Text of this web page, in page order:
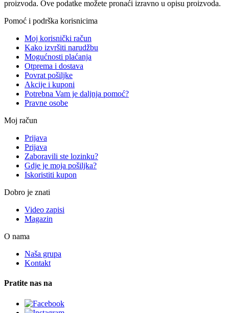
proizvoda. Ove podatke možete pronaći izravno u opisu proizvoda.
Pomoć i podrška korisnicima
Moj korisnički račun
Kako izvršiti narudžbu
Mogućnosti plaćanja
Otprema i dostava
Povrat pošiljke
Akcije i kuponi
Potrebna Vam je daljnja pomoć?
Pravne osobe
Moj račun
Prijava
Prijava
Zaboravili ste lozinku?
Gdje je moja pošiljka?
Iskoristiti kupon
Dobro je znati
Video zapisi
Magazin
O nama
Naša grupa
Kontakt
Pratite nas na